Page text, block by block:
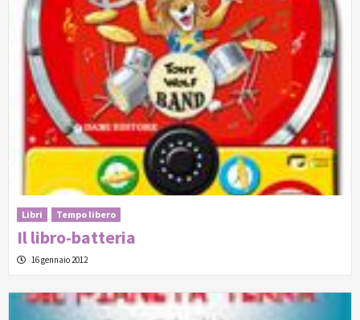
Libri Tempo libero
Il libro-batteria
16 gennaio 2012